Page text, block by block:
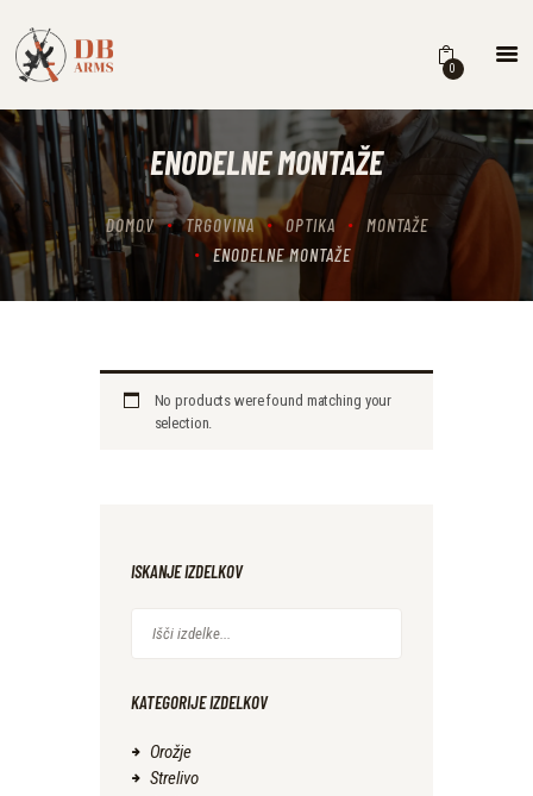
0
ENODELNE MONTAŽE
DOMOV TRGOVINA OPTIKA
MONTAŽE
ENODELNE MONTAŽE
OROŽJE
STRELIVO
OPTIKA
OPREMA
VZDRŽEVANJE OROŽJA
NAŠITKI
No products were found matching your
selection.
ISKANJE IZDELKOV
KATEGORIJE IZDELKOV
Orožje
Strelivo